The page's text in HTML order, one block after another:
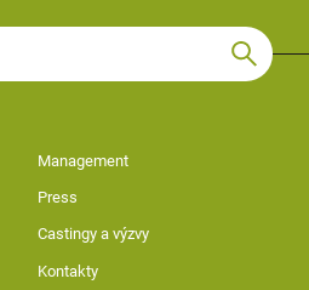
Management
Press
Castingy a výzvy
Kontakty